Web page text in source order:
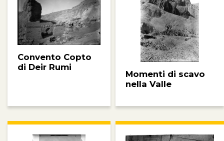
Convento Copto
di Deir Rumi
Momenti di scavo
nella Valle